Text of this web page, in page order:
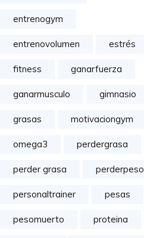
entrenogym
entrenovolumen estrés
fitness ganarfuerza
ganarmusculo gimnasio
grasas motivaciongym
omega3 perdergrasa
perder grasa perderpeso
personaltrainer pesas
pesomuerto proteina